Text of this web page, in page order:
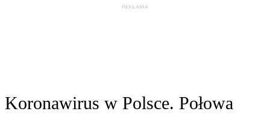
Koronawirus w Polsce. Połowa